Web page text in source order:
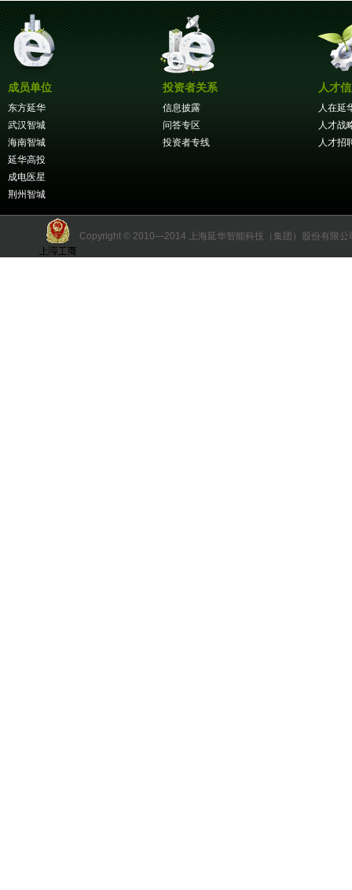
成员单位
东方延华
武汉智城
海南智城
延华高投
成电医星
荆州智城
投资者关系
信息披露
问答专区
投资者专线
人才
人在延
人才战
人才招
Copyright © 2010—2014 上海延华智能科技（集团）股份有限